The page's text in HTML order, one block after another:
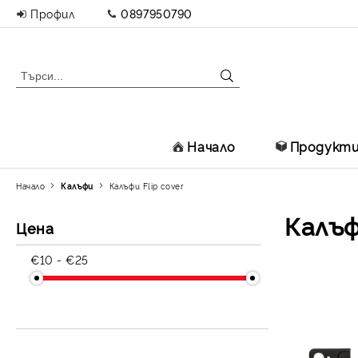
Профил 0897950790
Начало
Цена
€10 - €25
Начало Калъфи Калъфи Flip cover